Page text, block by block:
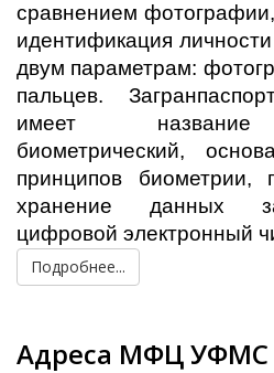
сравнением
идентификация
двум параметрам:
пальцев.
имеет название
биометрический,
принципов биометрии,
хранение данных
цифровой электронный
Подробнее...
Адреса МФЦ УФМС